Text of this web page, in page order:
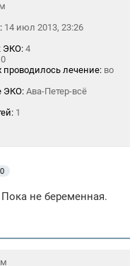
14 июл 2013, 23:26
ЭКО: 4
0
проводилось лечение: во
ЭКО: Ава-Петер-всё
1
не беременная.